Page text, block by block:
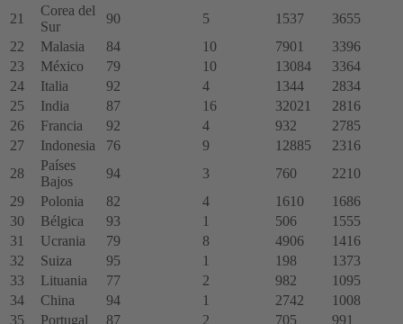
21
Corea del
Sur
90 5 1537
3655
22
Malasia 84 10 7901
3396
23
México 79 10 13084
3364
24
Italia 92 4 1344
2834
25
India 87 16 32021
2816
26
Francia 92 4 932
2785
27
Indonesia 76 9 12885
2316
28
Países
Bajos
94 3 760
2210
29
Polonia 82 4 1610
1686
30
Bélgica 93 1 506
1555
31
Ucrania 79 8 4906
1416
32
Suiza 95 1 198
1373
33
Lituania 77 2 982
1095
34
China 94 1 2742
1008
35
Portugal 87 2 705 991